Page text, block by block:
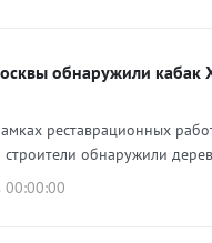
обнаружили кабак
реставрационных
обнаружили
00:00:00